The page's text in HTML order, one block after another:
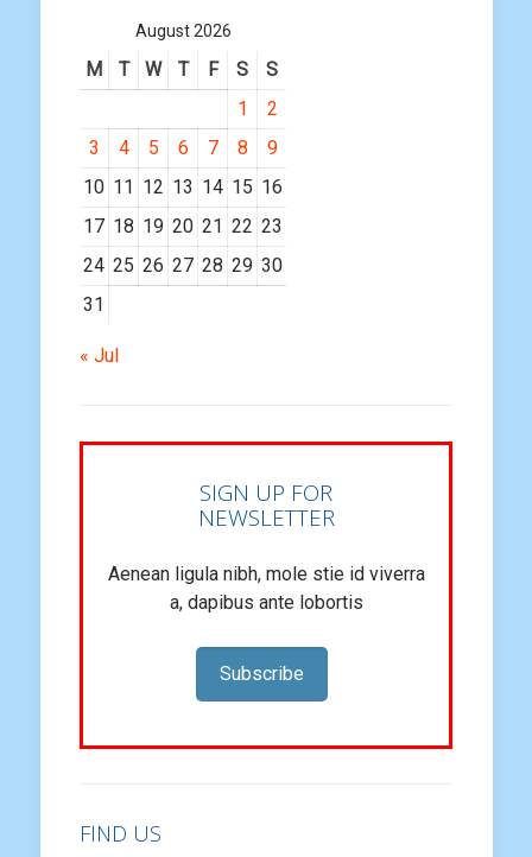
August 2026
M T W T F S
S
1
2
3
4 5 6 7 8
9
10 11 12 13 14 15 16
17 18 19 20 21 22 23
24 25 26 27 28 29 30
31
« Jul
SIGN UP FOR
NEWSLETTER
Aenean ligula nibh, mole stie id viverra
a, dapibus ante lobortis
Subscribe
FIND US